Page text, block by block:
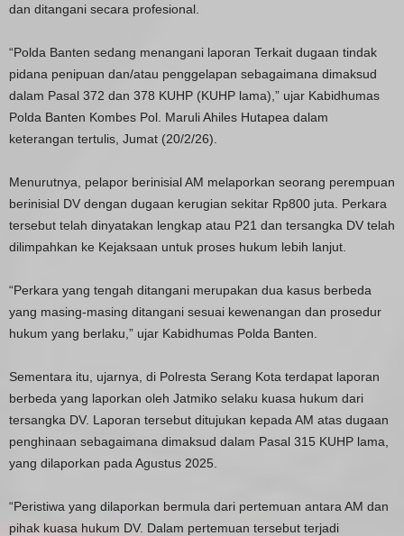
dan ditangani secara profesional.
“Polda Banten sedang menangani laporan Terkait dugaan tindak
pidana penipuan dan/atau penggelapan sebagaimana dimaksud
dalam Pasal 372 dan 378 KUHP (KUHP lama),” ujar Kabidhumas
Polda Banten Kombes Pol. Maruli Ahiles Hutapea dalam
keterangan tertulis, Jumat (20/2/26).
Menurutnya, pelapor berinisial AM melaporkan seorang perempuan
berinisial DV dengan dugaan kerugian sekitar Rp800 juta. Perkara
tersebut telah dinyatakan lengkap atau P21 dan tersangka DV telah
dilimpahkan ke Kejaksaan untuk proses hukum lebih lanjut.
“Perkara yang tengah ditangani merupakan dua kasus berbeda
yang masing-masing ditangani sesuai kewenangan dan prosedur
hukum yang berlaku,” ujar Kabidhumas Polda Banten.
Sementara itu, ujarnya, di Polresta Serang Kota terdapat laporan
berbeda yang laporkan oleh Jatmiko selaku kuasa hukum dari
tersangka DV. Laporan tersebut ditujukan kepada AM atas dugaan
penghinaan sebagaimana dimaksud dalam Pasal 315 KUHP lama,
yang dilaporkan pada Agustus 2025.
“Peristiwa yang dilaporkan bermula dari pertemuan antara AM dan
pihak kuasa hukum DV. Dalam pertemuan tersebut terjadi